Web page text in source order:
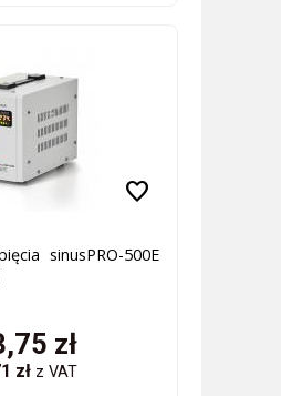
favorite
sinusPRO-500E
zł
zł z VAT